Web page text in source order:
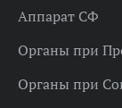
Аппарат СФ
Органы при
Органы при